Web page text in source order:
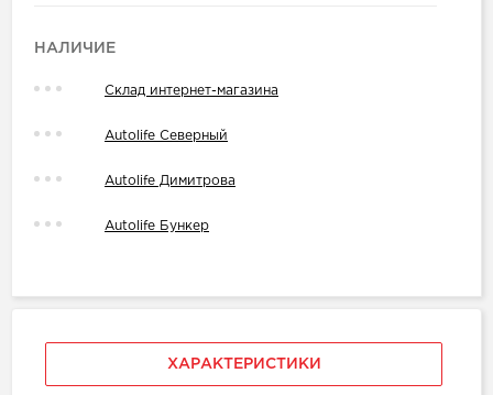
НАЛИЧИЕ
Склад интернет-магазина
Autolife Северный
Autolife Димитрова
Autolife Бункер
ХАРАКТЕРИСТИКИ